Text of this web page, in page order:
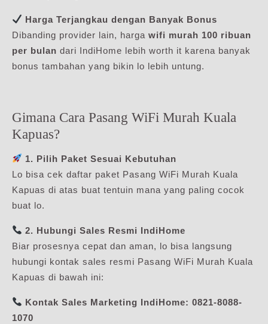
Harga Terjangkau dengan Banyak Bonus
Dibanding provider lain, harga wifi murah 100 ribuan
per bulan dari IndiHome lebih worth it karena banyak
bonus tambahan yang bikin lo lebih untung.
Gimana Cara Pasang WiFi Murah Kuala
Kapuas?
1. Pilih Paket Sesuai Kebutuhan
Lo bisa cek daftar paket Pasang WiFi Murah Kuala
Kapuas di atas buat tentuin mana yang paling cocok
buat lo.
2. Hubungi Sales Resmi IndiHome
Biar prosesnya cepat dan aman, lo bisa langsung
hubungi kontak sales resmi Pasang WiFi Murah Kuala
Kapuas di bawah ini:
Kontak Sales Marketing IndiHome: 0821-8088-
1070